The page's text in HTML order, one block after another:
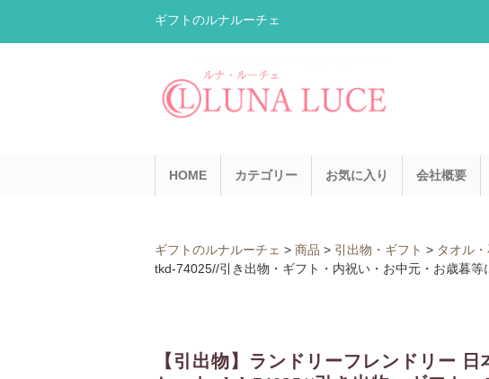
ギフトのルナルーチェ
HOME カテゴリー お気に入り 会社概要
ギフトのルナルーチェ > 商品 > 引出物・ギフト > タオル
tkd-74025//引き出物・ギフト・内祝い・お中元・お歳暮等
【引出物】ランドリーフレンドリー